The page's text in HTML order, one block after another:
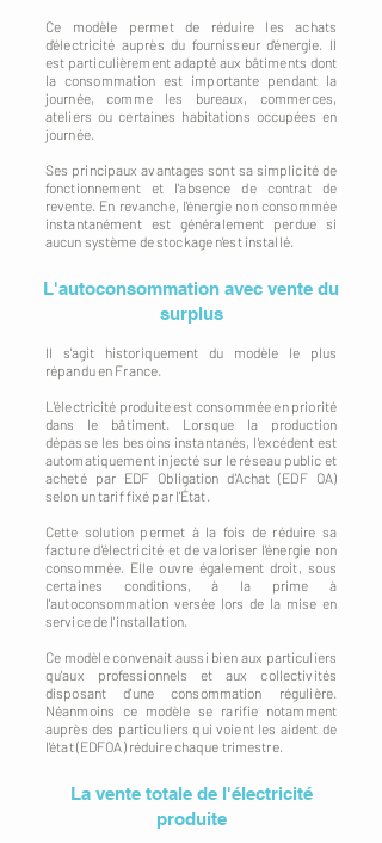
Ce modèle permet de réduire les achats
d'électricité auprès du fournisseur d'énergie. Il
est particulièrement adapté aux bâtiments dont
la consommation est importante pendant la
journée, comme les bureaux, commerces,
ateliers ou certaines habitations occupées en
journée.
Ses principaux avantages sont sa simplicité de
fonctionnement et l'absence de contrat de
revente. En revanche, l'énergie non consommée
instantanément est généralement perdue si
aucun système de stockage n'est installé.
L'autoconsommation avec vente du
surplus
Il s'agit historiquement du modèle le plus
répandu en France.
L'électricité produite est consommée en priorité
dans le bâtiment. Lorsque la production
dépasse les besoins instantanés, l'excédent est
automatiquement injecté sur le réseau public et
acheté par EDF Obligation d'Achat (EDF OA)
selon un tarif fixé par l'État.
Cette solution permet à la fois de réduire sa
facture d'électricité et de valoriser l'énergie non
consommée. Elle ouvre également droit, sous
certaines conditions, à la prime à
l'autoconsommation versée lors de la mise en
service de l'installation.
Ce modèle convenait aussi bien aux particuliers
qu'aux professionnels et aux collectivités
disposant d'une consommation régulière.
Néanmoins ce modèle se rarifie notamment
auprès des particuliers qui voient les aident de
l'état (EDFOA) réduire chaque trimestre.
La vente totale de l'électricité
produite